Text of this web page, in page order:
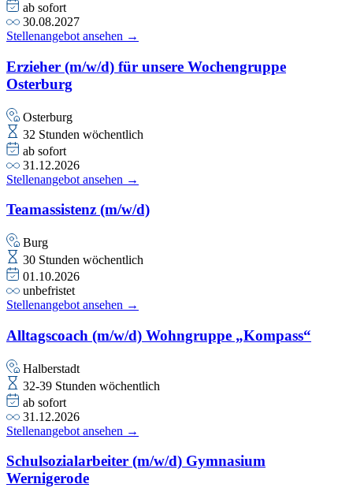
ab sofort
30.08.2027
Stellenangebot ansehen →
Erzieher (m/w/d) für unsere Wochengruppe
Osterburg
Osterburg
32 Stunden wöchentlich
ab sofort
31.12.2026
Stellenangebot ansehen →
Teamassistenz (m/w/d)
Burg
30 Stunden wöchentlich
01.10.2026
unbefristet
Stellenangebot ansehen →
Alltagscoach (m/w/d) Wohngruppe „Kompass“
Halberstadt
32-39 Stunden wöchentlich
ab sofort
31.12.2026
Stellenangebot ansehen →
Schulsozialarbeiter (m/w/d) Gymnasium
Wernigerode